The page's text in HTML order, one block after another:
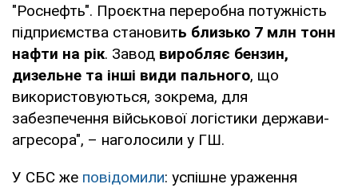
"Роснефть". Проєктна переробна потужність
підприємства становить близько 7 млн тонн
нафти на рік. Завод виробляє бензин,
дизельне та інші види пального, що
використовуються, зокрема, для
забезпечення військової логістики держави-
агресора", – наголосили у ГШ.
У СБС же повідомили: успішне ураження